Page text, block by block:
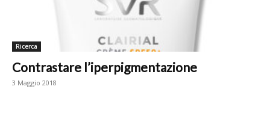
Ricerca
Contrastare l’iperpigmentazione
3 Maggio 2018